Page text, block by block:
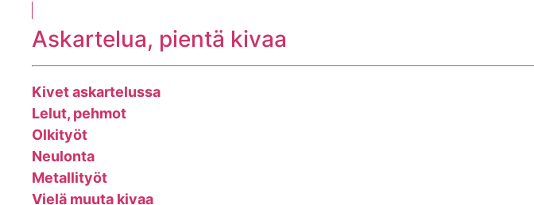
Askartelua, pientä kivaa
Kivet askartelussa
Lelut, pehmot
Olkityöt
Neulonta
Metallityöt
Vielä muuta kivaa